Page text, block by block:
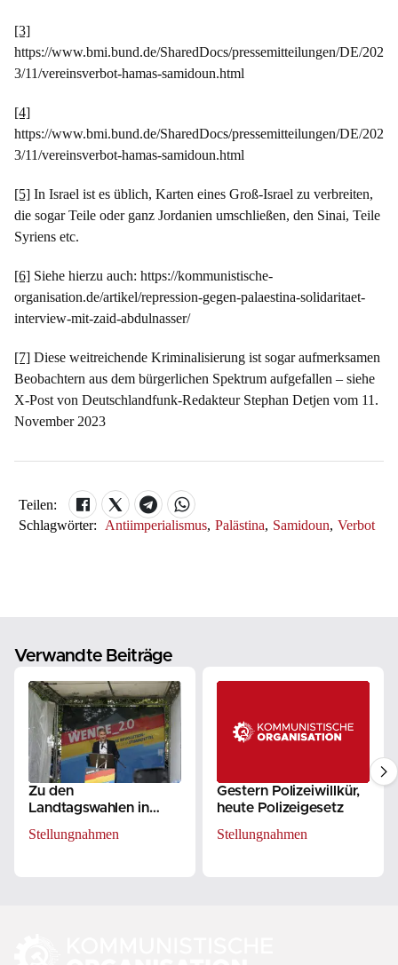
[3]
https://www.bmi.bund.de/SharedDocs/pressemitteilungen/DE/202
3/11/vereinsverbot-hamas-samidoun.html
[4]
https://www.bmi.bund.de/SharedDocs/pressemitteilungen/DE/202
3/11/vereinsverbot-hamas-samidoun.html
[5] In Israel ist es üblich, Karten eines Groß-Israel zu verbreiten,
die sogar Teile oder ganz Jordanien umschließen, den Sinai, Teile
Syriens etc.
[6] Siehe hierzu auch: https://kommunistische-
organisation.de/artikel/repression-gegen-palaestina-solidaritaet-
interview-mit-zaid-abdulnasser/
[7] Diese weitreichende Kriminalisierung ist sogar aufmerksamen
Beobachtern aus dem bürgerlichen Spektrum aufgefallen – siehe
X-Post von Deutschlandfunk-Redakteur Stephan Detjen vom 11.
November 2023
Teilen:
Schlagwörter:
Antiimperialismus, Palästina, Samidoun, Verbot
Verwandte Beiträge
Zu den
Landtagswahlen in
Stellungnahmen
Gestern Polizeiwillkür,
heute Polizeigesetz
Stellungnahmen